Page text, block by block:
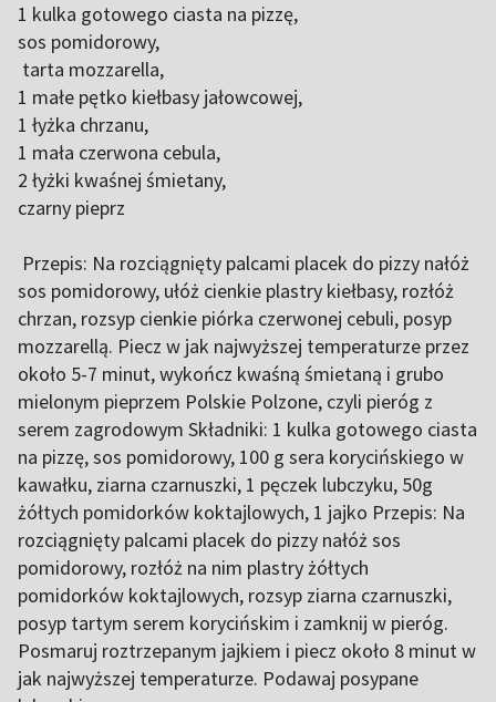
1 kulka gotowego ciasta na pizzę,
sos pomidorowy,
tarta mozzarella,
1 małe pętko kiełbasy jałowcowej,
1 łyżka chrzanu,
1 mała czerwona cebula,
2 łyżki kwaśnej śmietany,
czarny pieprz
Przepis: Na rozciągnięty palcami placek do pizzy nałóż
sos pomidorowy, ułóż cienkie plastry kiełbasy, rozłóż
chrzan, rozsyp cienkie piórka czerwonej cebuli, posyp
mozzarellą. Piecz w jak najwyższej temperaturze przez
około 5-7 minut, wykończ kwaśną śmietaną i grubo
mielonym pieprzem Polskie Polzone, czyli pieróg z
serem zagrodowym Składniki: 1 kulka gotowego ciasta
na pizzę, sos pomidorowy, 100 g sera korycińskiego w
kawałku, ziarna czarnuszki, 1 pęczek lubczyku, 50g
żółtych pomidorków koktajlowych, 1 jajko Przepis: Na
rozciągnięty palcami placek do pizzy nałóż sos
pomidorowy, rozłóż na nim plastry żółtych
pomidorków koktajlowych, rozsyp ziarna czarnuszki,
posyp tartym serem korycińskim i zamknij w pieróg.
Posmaruj roztrzepanym jajkiem i piecz około 8 minut w
jak najwyższej temperaturze. Podawaj posypane